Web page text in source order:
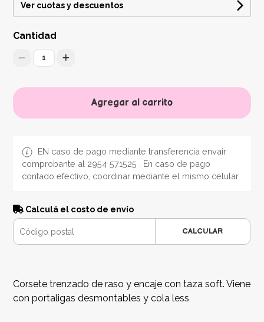
Ver cuotas y descuentos
Cantidad
1
Agregar al carrito
EN caso de pago mediante transferencia envair
comprobante al 2954 571525 . En caso de pago
contado efectivo, coordinar mediante el mismo celular.
Calculá el costo de envío
CALCULAR
Corsete trenzado de raso y encaje con taza soft. Viene
con portaligas desmontables y cola less